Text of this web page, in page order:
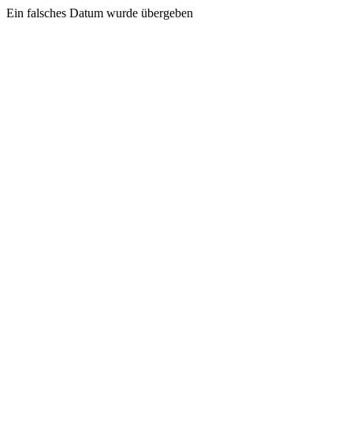
Ein falsches Datum wurde übergeben